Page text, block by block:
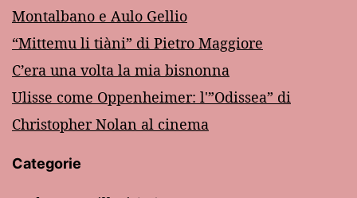
Montalbano e Aulo Gellio
“Mittemu li tiàni” di Pietro Maggiore
C’era una volta la mia bisnonna
Ulisse come Oppenheimer: l'”Odissea” di
Christopher Nolan al cinema
Categorie